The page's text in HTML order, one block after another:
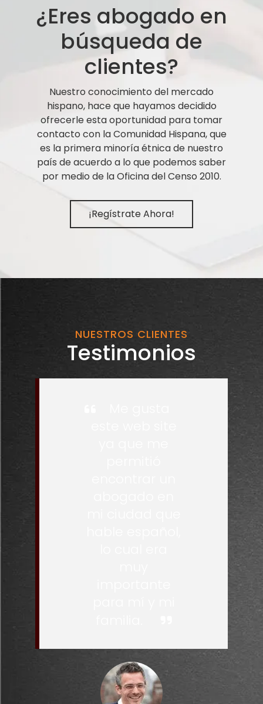
¿Eres abogado en
búsqueda de
clientes?
Nuestro conocimiento del mercado
hispano, hace que hayamos decidido
ofrecerle esta oportunidad para tomar
contacto con la Comunidad Hispana, que
es la primera minoría étnica de nuestro
país de acuerdo a lo que podemos saber
por medio de la Oficina del Censo 2010.
¡Regístrate Ahora!
NUESTROS CLIENTES
Testimonios